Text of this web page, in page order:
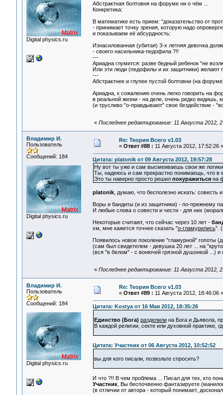
Digital physics.ru
Абстрактная болтовня на форуме ни о чём ...
Конкретика:
В математике есть прием: "доказательство от
- принимает точку зрения, которую надо
и показываем её абсурдность:
Изнасилованная (убитая) 3-х летняя девочка
- своего насильника-педофила ?!!
---
Ариадна глумится: разве бедный ребенок "не
Или эти люди (педофилы и их защитники) желают
---
Абстрактнее и глупее пустой болтовни (на
Ариадна, к сожалению очень легко говорить на
в реальной жизни - на деле, очень редко видишь,
(и трусливо "о-правдывают" свое бездействие -
« Последнее редактирование: 11 Августа 2012,
Владимир И.
Пользователь
Сообщений: 184
Digital physics.ru
Re: Теория Всего v1.03
« Ответ #88 : 11 Августа 2012, 17:52:26 »
Цитата: platonik от 09 Августа 2012, 19:57:28
Ну вот ты уже и сам высмеиваешь свои же
Ты, надеюсь и сам прекрастно понимаещь, что в
Это ты наверно просто решил покуражитьсяна
platonik, думаю, что бесполезно искать: совесть
Воры и бандиты (и из защитники) - по-прежнему
И любые слова о совести и чести - для них
Некоторые считают, что сейчас через 10 лет -
хм, мне кажется точнее сказать "о-гламурились".
Появилось новое поколение "гламурной" гопоты
(сам был свидетелем - девушка 20 лет ... на
(вся "в белом" - с вонючей грязной душонкой ...)
« Последнее редактирование: 11 Августа 2012,
Владимир И.
Пользователь
Сообщений: 184
Digital physics.ru
Re: Теория Всего v1.03
« Ответ #89 : 11 Августа 2012, 18:46:06 »
Цитата: Kostya от 16 Мая 2012, 18:35:26
Единство (Бога) разделилина Бога и Дьявола,
В каждой религии, секте или духовной практике,
Цитата: Участник от 06 Августа 2012, 10:52:52
вы для кого писали, позвольте спросить?
И что ?!! В чем проблема ... Писал для тех, кто
Участник, Вы беспочвенно фантазируете
(в отличии от автора - который понимает,